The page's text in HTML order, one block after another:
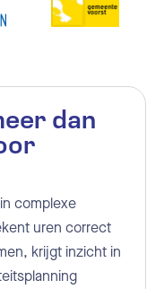
dan
complexe
uren correct
krijgt inzicht in